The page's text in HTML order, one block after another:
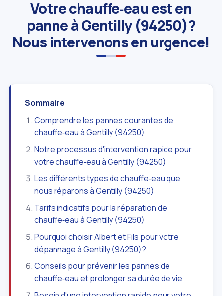
Votre chauffe‑eau est en
panne à Gentilly (94250)?
Nous intervenons en urgence!
Sommaire
Comprendre les pannes courantes de
chauffe‑eau à Gentilly (94250)
Notre processus d'intervention rapide pour
votre chauffe‑eau à Gentilly (94250)
Les différents types de chauffe‑eau que
nous réparons à Gentilly (94250)
Tarifs indicatifs pour la réparation de
chauffe‑eau à Gentilly (94250)
Pourquoi choisir Albert et Fils pour votre
dépannage à Gentilly (94250)?
Conseils pour prévenir les pannes de
chauffe‑eau et prolonger sa durée de vie